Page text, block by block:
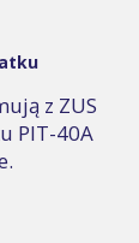
z ZUS
PIT-40A